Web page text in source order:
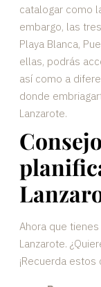
catalogar como
embargo, las
Playa Blanca,
ellas, podrás
así como a
donde
Lanzarote.
Ahora que
Lanzarote.
¡Recuerda